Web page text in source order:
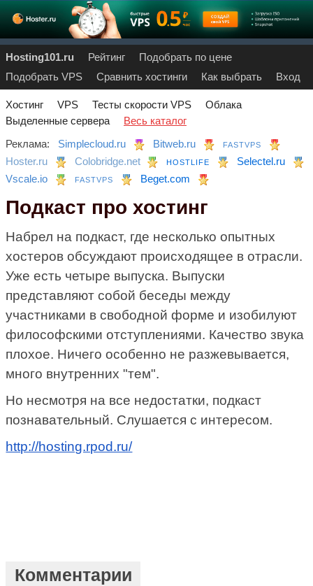
Hosting101.ru Рейтинг
Подобрать по цене
Подобрать VPS
Сравнить хостинги Как выбрать Вход
Хостинг VPS Тесты скорости VPS
Облака
Выделенные сервера
Весь каталог
Реклама:
Simplecloud.ru Bitweb.ru FASTVPS
Hoster.ru Colobridge.net HOSTLIFE
Selectel.ru
Vscale.io
FASTVPS Beget.com
Подкаст про хостинг
Набрел на подкаст, где несколько опытных
хостеров обсуждают происходящее в отрасли.
Уже есть четыре выпуска. Выпуски
представляют собой беседы между
участниками в свободной форме и изобилуют
философскими отступлениями. Качество звука
плохое. Ничего особенно не разжевывается,
много внутренних "тем".
Но несмотря на все недостатки, подкаст
познавательный. Слушается с интересом.
http://hosting.rpod.ru/
Комментарии